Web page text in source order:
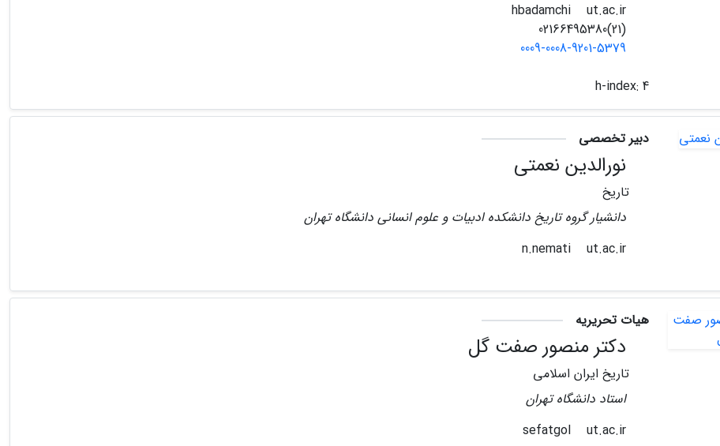
ut.ac.ir
(21)02166495380
0009-0008-9201-5379
h-index: 4
دبیر تخصصی
نورالدین نعمتی
تاریخ
دانشیار گروه تاریخ دانشکده ادبیات و علوم انسانی دانشگاه تهران
ut.ac.ir
هیات تحریریه
دکتر منصور صفت گل
تاریخ ایران اسلامی
استاد دانشگاه تهران
ut.ac.ir